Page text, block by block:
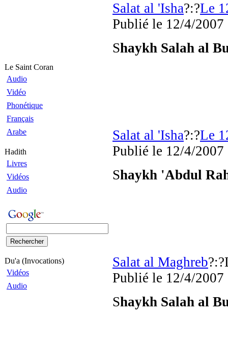
Le Saint Coran
Audio
Vidéo
Phonétique
Français
Arabe
Hadith
Livres
Vidéos
Audio
Du'a (Invocations)
Vidéos
Audio
Salat al 'Isha?:?Le
Publié le 12/4/2007
Shaykh Salah al
Salat al 'Isha?:?Le
Publié le 12/4/2007
Shaykh 'Abdul
Salat al Maghreb
Publié le 12/4/2007
Shaykh Salah al